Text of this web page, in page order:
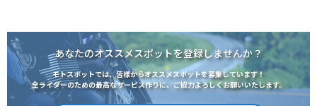
あなたのオススメスポットを登録しませんか？
モトスポットでは、皆様からオススメスポットを募集しています！
全ライダーのための最高なサービス作りに、ご協力よろしくお願いいたします。